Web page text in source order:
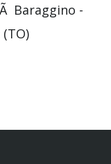
Baraggino -